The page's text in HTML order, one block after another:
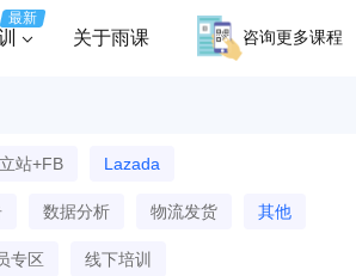
最新
关于雨课 咨询更多课程
站+FB Lazada
数据分析 物流发货 其他
专区 线下培训